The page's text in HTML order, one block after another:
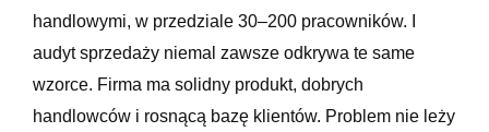
handlowymi, w przedziale 30–200 pracowników. I
audyt sprzedaży niemal zawsze odkrywa te same
wzorce. Firma ma solidny produkt, dobrych
handlowców i rosnącą bazę klientów. Problem nie leży